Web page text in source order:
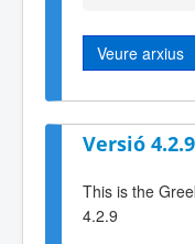
Veure arxius
Versió
This is the
4.2.9